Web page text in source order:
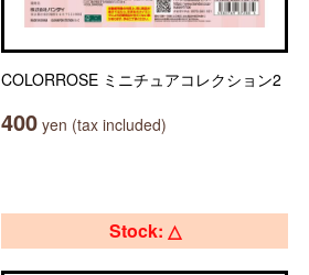
COLORROSE ミニチュアコレクション2
400 yen (tax included)
Stock: △